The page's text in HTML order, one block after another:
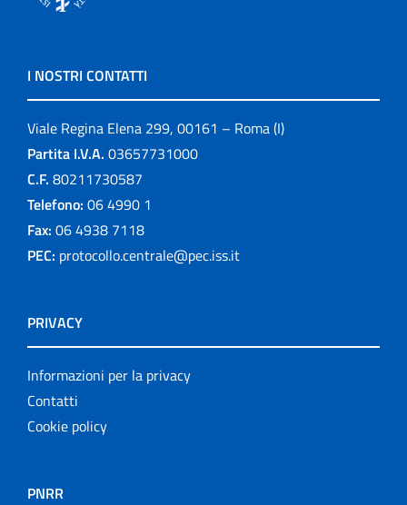
I NOSTRI CONTATTI
Viale Regina Elena 299, 00161 – Roma (I)
Partita I.V.A. 03657731000
C.F. 80211730587
Telefono: 06 4990 1
Fax: 06 4938 7118
PEC: protocollo.centrale@pec.iss.it
PRIVACY
Informazioni per la privacy
Contatti
Cookie policy
PNRR